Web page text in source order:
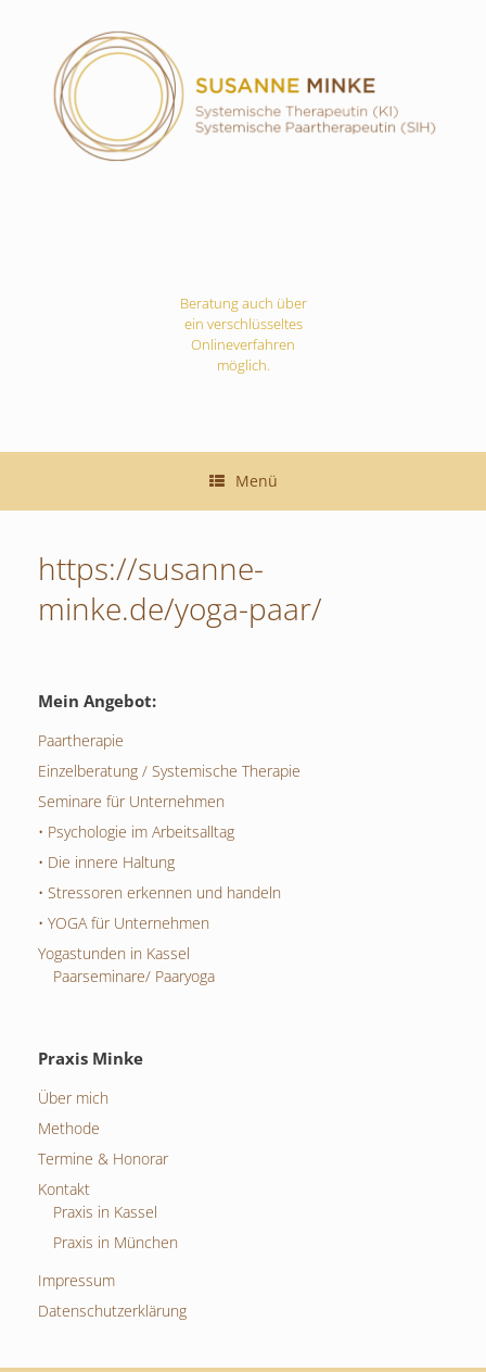
Beratung auch über
ein verschlüsseltes
Onlineverfahren
möglich.
Menü
https://susanne-
minke.de/yoga-paar/
Mein Angebot:
Paartherapie
Einzelberatung / Systemische Therapie
Seminare für Unternehmen
• Psychologie im Arbeitsalltag
• Die innere Haltung
• Stressoren erkennen und handeln
• YOGA für Unternehmen
Yogastunden in Kassel
Paarseminare/ Paaryoga
Praxis Minke
Über mich
Methode
Termine & Honorar
Kontakt
Praxis in Kassel
Praxis in München
Impressum
Datenschutzerklärung